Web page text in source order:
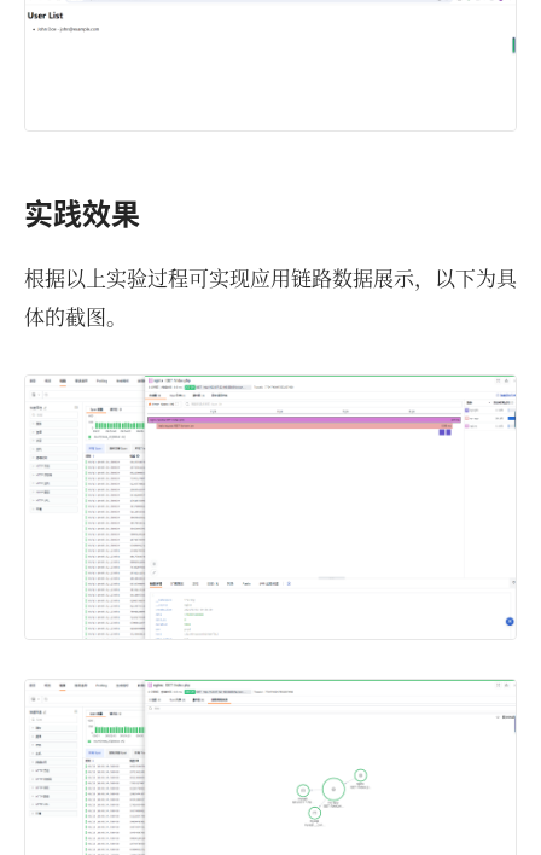
实践效果
根据以上实验过程可实现应用链路数据展示，以下为具
体的截图。